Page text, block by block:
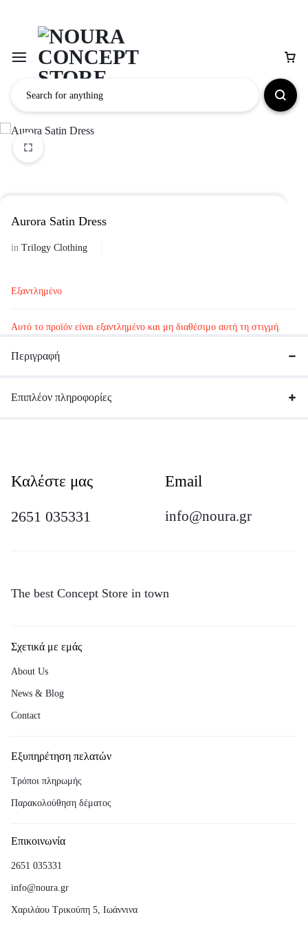
Aurora Satin Dress
in Trilogy Clothing
Εξαντλημένο
Αυτό το προϊόν είναι εξαντλημένο και μη διαθέσιμο αυτή τη στιγμή.
Περιγραφή
Επιπλέον πληροφορίες
Καλέστε μας
2651 035331
Email
info@noura.gr
The best Concept Store in town
Σχετικά με εμάς
About Us
News & Blog
Contact
Εξυπηρέτηση πελατών
Τρόποι πληρωμής
Παρακολούθηση δέματος
Επικοινωνία
2651 035331
info@noura.gr
Χαριλάου Τρικούπη 5, Ιωάννινα